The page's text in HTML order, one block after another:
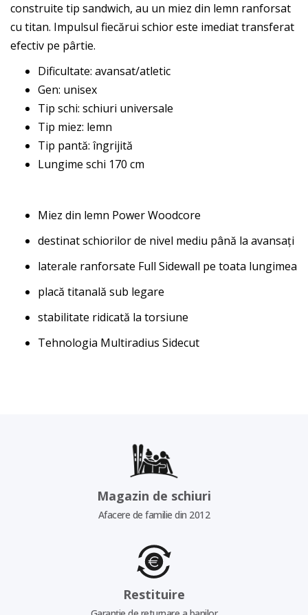
construite tip sandwich, au un miez din lemn ranforsat
cu titan. Impulsul fiecărui schior este imediat transferat
efectiv pe pârtie.
Dificultate: avansat/atletic
Gen: unisex
Tip schi: schiuri universale
Tip miez: lemn
Tip pantă: îngrijită
Lungime schi 170 cm
Miez din lemn Power Woodcore
destinat schiorilor de nivel mediu până la avansați
laterale ranforsate Full Sidewall pe toata lungimea
placă titanală sub legare
stabilitate ridicată la torsiune
Tehnologia Multiradius Sidecut
Magazin de schiuri
Afacere de familie din 2012
Restituire